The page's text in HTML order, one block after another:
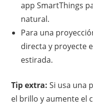
app SmartThings
natural.
Para una
directa y proyecte
estirada.
Tip extra: Si usa una
el brillo y aumente el